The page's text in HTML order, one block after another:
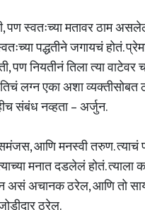
पण स्वतःच्या मतावर ठाम
पद्धतीने जगायचं होतं.
पण नियतीनं तिला त्या वाटेवर
तिचं लग्न एका अशा व्यक्तीसोबत
संबंध नव्हता – अर्जुन.
आणि मनस्वी तरुण. त्याचं
मनात दडलेलं होतं. त्याला
असं अचानक ठरेल, आणि तो